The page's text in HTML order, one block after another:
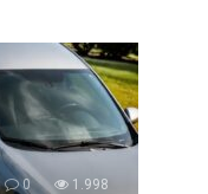
0 1.998